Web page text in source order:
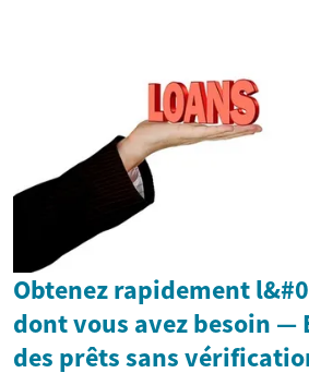
Obtenez rapidement
dont vous avez besoin —
des prêts sans